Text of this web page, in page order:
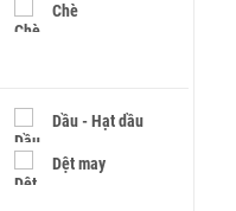
Chè
Dầu - Hạt dầu
Dệt may